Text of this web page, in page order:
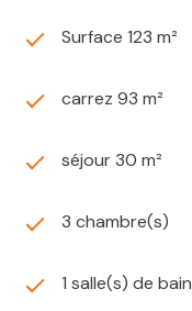
Surface 123 m²
carrez 93 m²
séjour 30 m²
3 chambre(s)
1 salle(s) de bain